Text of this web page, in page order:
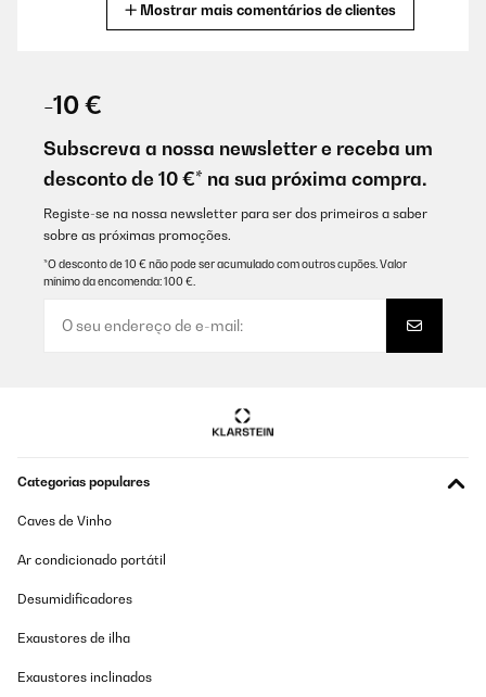
colorata e la possibilità di usarlo come lavagna.
Utente Amazon
Traduzir
AVALIAÇÃO COMPROVADA
Ottimo prodotto se messo vicino a dove si opera.
11/12/2024
Beau produit fonctionnel et original.
Utilisateur d'Amazon
Traduzir
Mostrar mais comentários de clientes
-10 €
Subscreva a nossa newsletter e receba um
desconto de 10 €* na sua próxima compra.
Registe-se na nossa newsletter para ser dos primeiros a saber
sobre as próximas promoções.
*O desconto de 10 € não pode ser acumulado com outros cupões. Valor
mínimo da encomenda: 100 €.
Categorias populares
Caves de Vinho
Ar condicionado portátil
Desumidificadores
Exaustores de ilha
Exaustores inclinados